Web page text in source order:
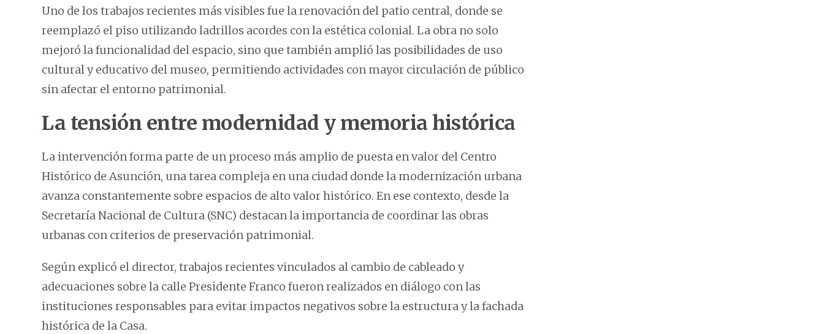
Uno de los trabajos recientes más visibles fue la renovación del patio central, donde se
reemplazó el piso utilizando ladrillos acordes con la estética colonial. La obra no solo
mejoró la funcionalidad del espacio, sino que también amplió las posibilidades de uso
cultural y educativo del museo, permitiendo actividades con mayor circulación de público
sin afectar el entorno patrimonial.
La tensión entre modernidad y memoria histórica
La intervención forma parte de un proceso más amplio de puesta en valor del Centro
Histórico de Asunción, una tarea compleja en una ciudad donde la modernización urbana
avanza constantemente sobre espacios de alto valor histórico. En ese contexto, desde la
Secretaría Nacional de Cultura (SNC) destacan la importancia de coordinar las obras
urbanas con criterios de preservación patrimonial.
Según explicó el director, trabajos recientes vinculados al cambio de cableado y
adecuaciones sobre la calle Presidente Franco fueron realizados en diálogo con las
instituciones responsables para evitar impactos negativos sobre la estructura y la fachada
histórica de la Casa.